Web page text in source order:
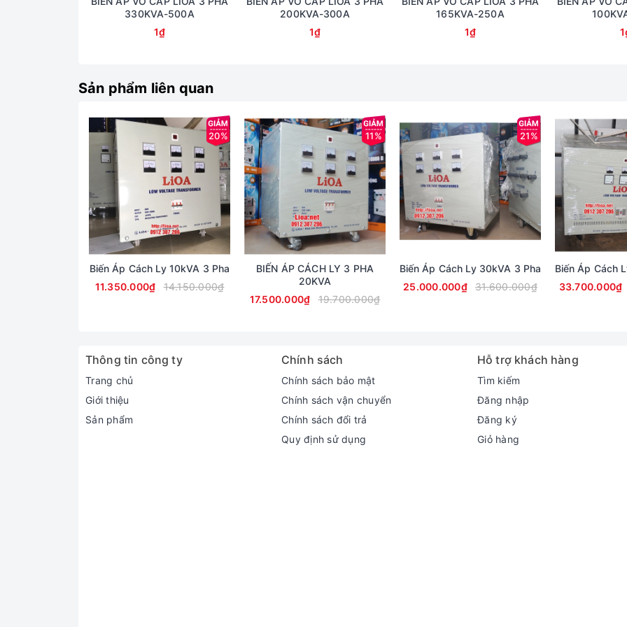
330KVA-500A
1₫
200KVA-300A
1₫
165KVA-250A
1₫
Sản phẩm liên quan
20%
Biến Áp Cách Ly 10kVA 3 Pha
11.350.000₫
14.150.000₫
11%
BIẾN ÁP CÁCH LY 3 PHA
20KVA
17.500.000₫
19.700.000₫
21%
Biến Áp Cách Ly 30kVA 3 Pha
25.000.000₫
31.600.000₫
Biến Áp Cách
33.700.000₫
Thông tin công ty
Trang chủ
Giới thiệu
Sản phẩm
Chính sách
Chính sách bảo mật
Chính sách vận chuyển
Chính sách đổi trả
Quy định sử dụng
Hỗ trợ khách hàng
Tìm kiếm
Đăng nhập
Đăng ký
Giỏ hàng